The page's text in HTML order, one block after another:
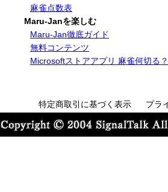
麻雀点数表
Maru-Janを楽しむ
Maru-Jan徹底ガイド
無料コンテンツ
Microsoftストアアプリ 麻雀何切る？
特定商取引に基づく表示 プラ